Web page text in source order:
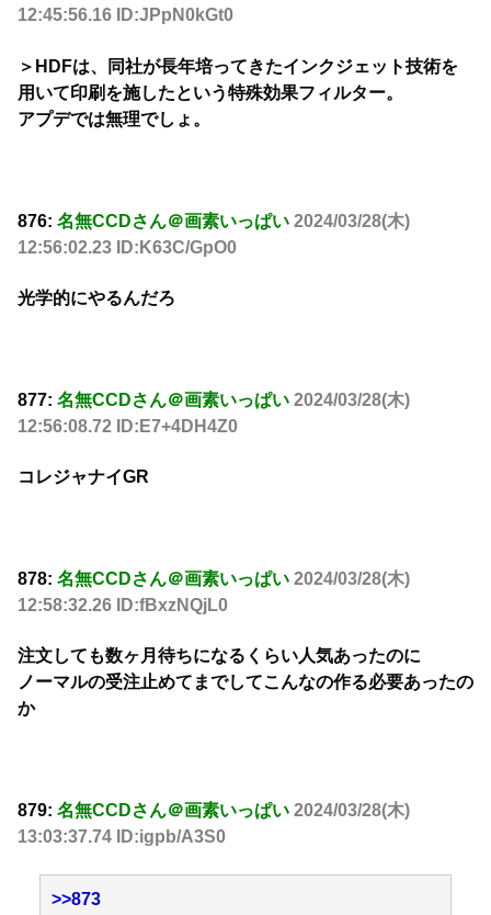
12:45:56.16 ID:JPpN0kGt0
＞HDFは、同社が長年培ってきたインクジェット技術を
用いて印刷を施したという特殊効果フィルター。
アプデでは無理でしょ。
876: 名無CCDさん＠画素いっぱい 2024/03/28(木)
12:56:02.23 ID:K63C/GpO0
光学的にやるんだろ
877: 名無CCDさん＠画素いっぱい 2024/03/28(木)
12:56:08.72 ID:E7+4DH4Z0
コレジャナイGR
878: 名無CCDさん＠画素いっぱい 2024/03/28(木)
12:58:32.26 ID:fBxzNQjL0
注文しても数ヶ月待ちになるくらい人気あったのに
ノーマルの受注止めてまでしてこんなの作る必要あったの
か
879: 名無CCDさん＠画素いっぱい 2024/03/28(木)
13:03:37.74 ID:igpb/A3S0
>>873